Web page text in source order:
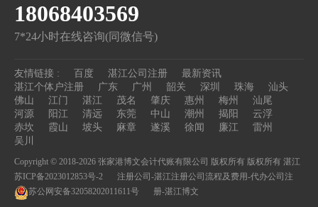
18068403569
7*24小时在线咨询(同微信号)
友情链接 : 百度 湛江公司注册
最新资讯
湛江个体户注册
广东 广州 韶关 深圳 珠海
汕头
佛山
江门 湛江 茂名 肇庆 惠州 梅州
汕尾
河源
阳江 清远 东莞 中山 潮州 揭阳
云浮
赤坎
霞山 坡头 麻章 遂溪 徐闻 廉江
雷州
吴川
Copyright © 2018-2026 张家港博文会计代账有限公司 版权所有 版权所有
苏ICP备2023012853号-2
湛江
注册公司-湛江注册公司流程及费用-代办公司注
册-湛江博文
苏公网安备32058202011611号